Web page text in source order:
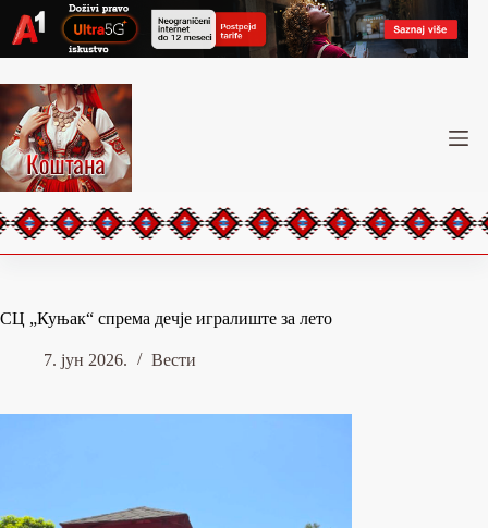
content
СЦ „Куњак“ спрема дечје игралиште за лето
7. јун 2026. Вести